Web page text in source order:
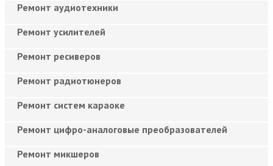
Ремонт аудиотехники
Ремонт усилителей
Ремонт ресиверов
Ремонт радиотюнеров
Ремонт систем караоке
Ремонт цифро-аналоговые преобразователей
Ремонт микшеров